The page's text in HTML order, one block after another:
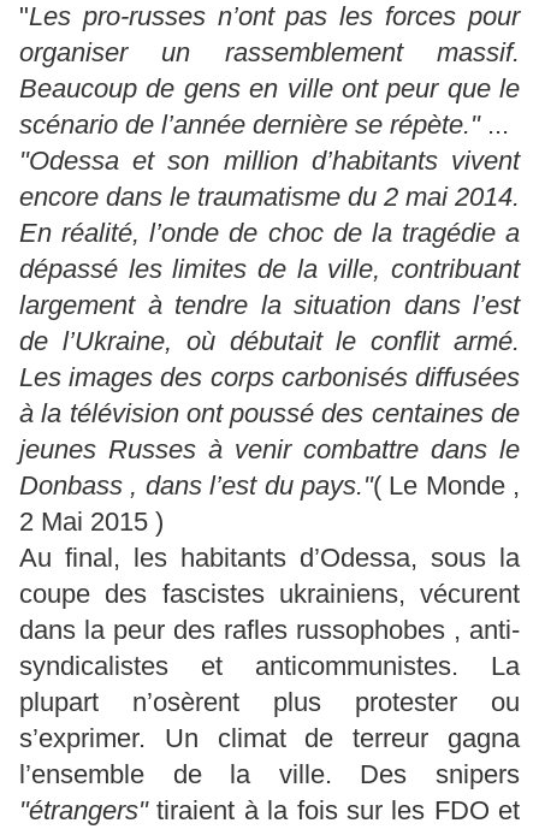
"Les pro-russes n’ont pas les forces pour
organiser un rassemblement massif.
Beaucoup de gens en ville ont peur que le
scénario de l’année dernière se répète." ...
"Odessa et son million d’habitants vivent
encore dans le traumatisme du 2 mai 2014.
En réalité, l’onde de choc de la tragédie a
dépassé les limites de la ville, contribuant
largement à tendre la situation dans l’est
de l’Ukraine, où débutait le conflit armé.
Les images des corps carbonisés diffusées
à la télévision ont poussé des centaines de
jeunes Russes à venir combattre dans le
Donbass , dans l’est du pays."( Le Monde ,
2 Mai 2015 )
Au final, les habitants d’Odessa, sous la
coupe des fascistes ukrainiens, vécurent
dans la peur des rafles russophobes , anti-
syndicalistes et anticommunistes. La
plupart n’osèrent plus protester ou
s’exprimer. Un climat de terreur gagna
l’ensemble de la ville. Des snipers
"étrangers"tiraient à la fois sur les FDO et